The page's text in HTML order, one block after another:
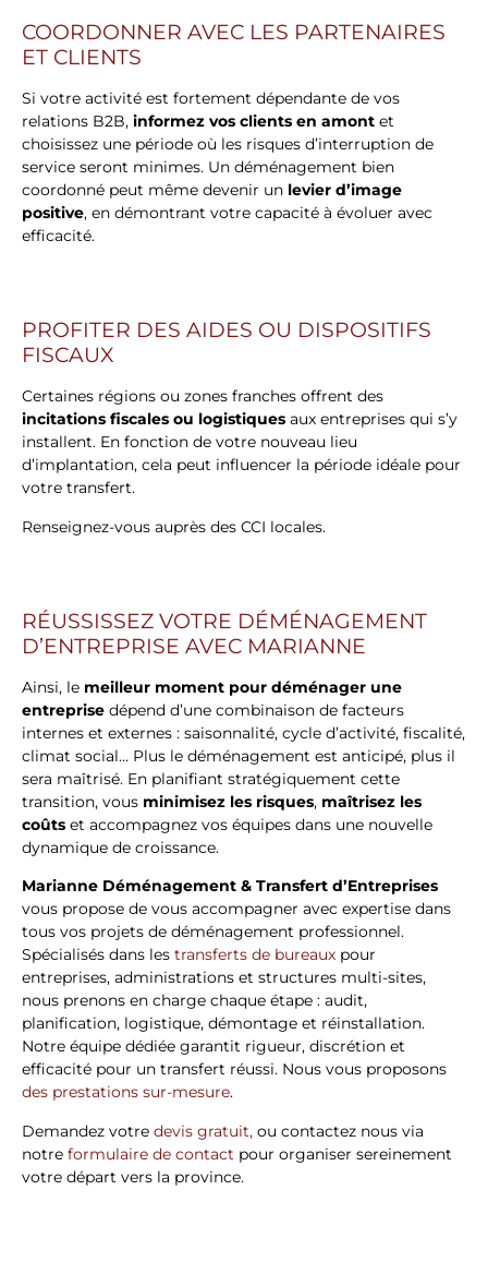
COORDONNER AVEC LES PARTENAIRES
ET CLIENTS
Si votre activité est fortement dépendante de vos
relations B2B, informez vos clients en amont et
choisissez une période où les risques d’interruption de
service seront minimes. Un déménagement bien
coordonné peut même devenir un levier d’image
positive, en démontrant votre capacité à évoluer avec
efficacité.
PROFITER DES AIDES OU DISPOSITIFS
FISCAUX
Certaines régions ou zones franches offrent des
incitations fiscales ou logistiques aux entreprises qui s’y
installent. En fonction de votre nouveau lieu
d’implantation, cela peut influencer la période idéale pour
votre transfert.
Renseignez-vous auprès des CCI locales.
RÉUSSISSEZ VOTRE DÉMÉNAGEMENT
D’ENTREPRISE AVEC MARIANNE
Ainsi, le meilleur moment pour déménager une
entreprise dépend d’une combinaison de facteurs
internes et externes : saisonnalité, cycle d’activité, fiscalité,
climat social… Plus le déménagement est anticipé, plus il
sera maîtrisé. En planifiant stratégiquement cette
transition, vous minimisez les risques, maîtrisez les
coûts et accompagnez vos équipes dans une nouvelle
dynamique de croissance.
Marianne Déménagement & Transfert d’Entreprises
vous propose de vous accompagner avec expertise dans
tous vos projets de déménagement professionnel.
Spécialisés dans les transferts de bureaux pour
entreprises, administrations et structures multi-sites,
nous prenons en charge chaque étape : audit,
planification, logistique, démontage et réinstallation.
Notre équipe dédiée garantit rigueur, discrétion et
efficacité pour un transfert réussi. Nous vous proposons
des prestations sur-mesure.
Demandez votre devis gratuit, ou contactez nous via
notre formulaire de contact pour organiser sereinement
votre départ vers la province.